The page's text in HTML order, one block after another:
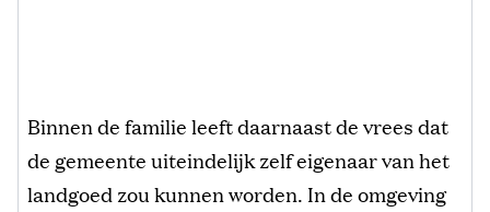
Binnen de familie leeft daarnaast de vrees dat
de gemeente uiteindelijk zelf eigenaar van het
landgoed zou kunnen worden. In de omgeving